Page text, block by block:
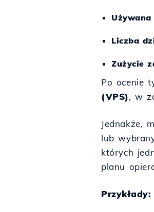
Liczba
Zużycie
Po ocenie
(VPS), w
Jednakże,
lub
których
planu
Przykłady: